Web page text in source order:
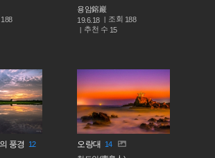
188
용암鎔巖
19.6.18
조회 188
추천 수 15
풍경 12 오랑대
14